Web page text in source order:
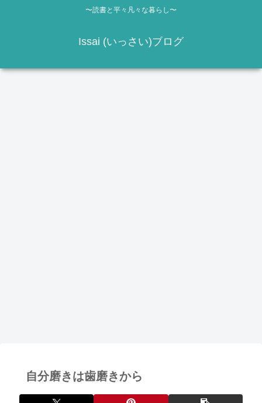
〜読書と平々凡々な暮らし〜
Issai (いっさい)ブログ
自分磨きは歯磨きから